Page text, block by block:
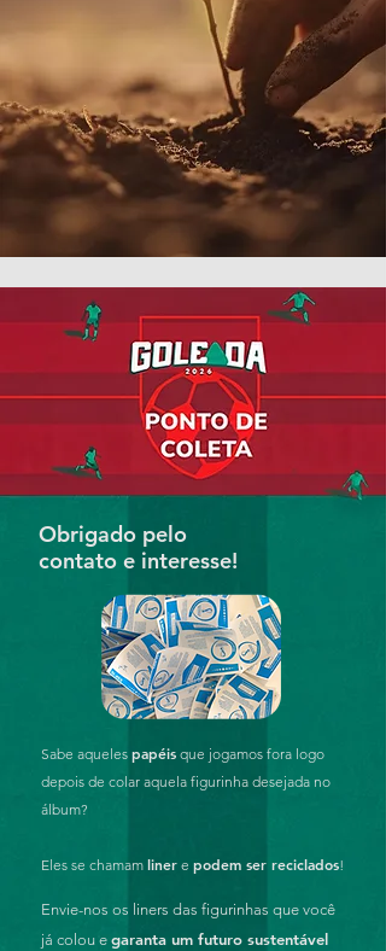
Obrigado pelo
contato e interesse!
Sabe aqueles papéis que jogamos fora logo
depois de colar aquela figurinha desejada no
álbum?
Eles se chamam liner e podem ser reciclados!
Envie-nos os liners das figurinhas que você
já colou e garanta um futuro sustentável